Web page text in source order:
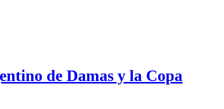
de Damas y la Copa